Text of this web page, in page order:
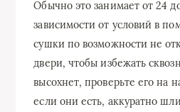
Обычно это занимает от 24
зависимости от условий в
сушки по возможности не
двери, чтобы избежать
высохнет, проверьте его на
если они есть, аккуратно